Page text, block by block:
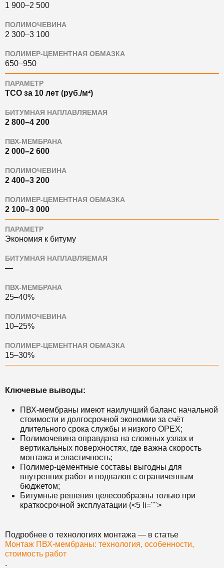
1 900–2 500
ПОЛИМОЧЕВИНА
2 300–3 100
ПОЛИМЕР-ЦЕМЕНТНАЯ ОБМАЗКА
650–950
ПАРАМЕТР
TCO за 10 лет (руб./м²)
БИТУМНАЯ НАПЛАВЛЯЕМАЯ
2 800–4 200
ПВХ-МЕМБРАНА
2 000–2 600
ПОЛИМОЧЕВИНА
2 400–3 200
ПОЛИМЕР-ЦЕМЕНТНАЯ ОБМАЗКА
2 100–3 000
ПАРАМЕТР
Экономия к битуму
БИТУМНАЯ НАПЛАВЛЯЕМАЯ
—
ПВХ-МЕМБРАНА
25–40%
ПОЛИМОЧЕВИНА
10–25%
ПОЛИМЕР-ЦЕМЕНТНАЯ ОБМАЗКА
15–30%
Ключевые выводы:
ПВХ-мембраны имеют наилучший баланс начальной
стоимости и долгосрочной экономии за счёт
длительного срока службы и низкого OPEX;
Полимочевина оправдана на сложных узлах и
вертикальных поверхностях, где важна скорость
монтажа и эластичность;
Полимер-цементные составы выгодны для
внутренних работ и подвалов с ограниченным
бюджетом;
Битумные решения целесообразны только при
краткосрочной эксплуатации (<5 li="">
Подробнее о технологиях монтажа — в статье
Монтаж ПВХ-мембраны: технология, особенности,
стоимость работ
.